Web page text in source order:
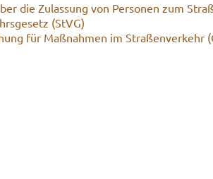
die Zu­las­sung von Per­so­nen zum
(StVG)
für Maß­nah­men im Stra­ßen­ver­kehr